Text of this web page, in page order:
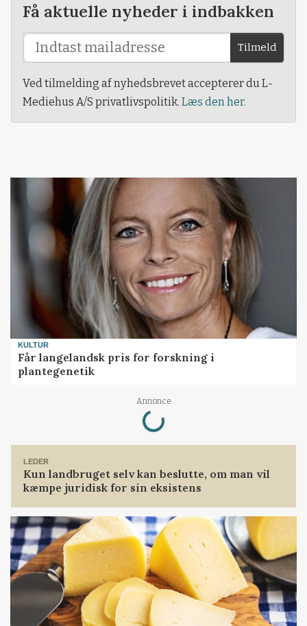
Få aktuelle nyheder i indbakken
Tilmeld
Ved tilmelding af nyhedsbrevet accepterer du L-
Mediehus A/S privatlivspolitik. Læs den her.
KULTUR
Får langelandsk pris for forskning i
plantegenetik
Annonce
Loading...
LEDER
Kun landbruget selv kan beslutte, om man vil
kæmpe juridisk for sin eksistens